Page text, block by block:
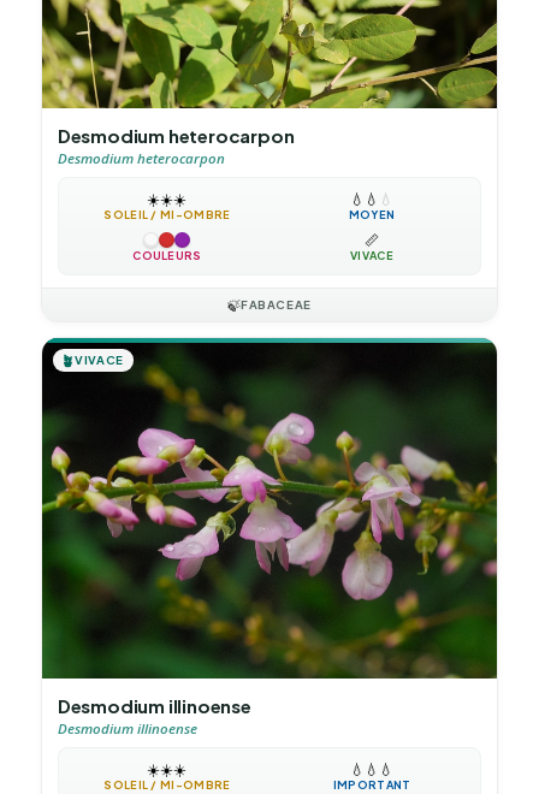
Desmodium heterocarpon
Desmodium heterocarpon
☀️☀️☀️
SOLEIL / MI-OMBRE
💧 💧 💧
MOYEN
COULEURS
📏
VIVACE
🍃FABACEAE
🪴VIVACE
Desmodium illinoense
Desmodium illinoense
☀️☀️☀️
SOLEIL / MI-OMBRE
💧 💧 💧
IMPORTANT